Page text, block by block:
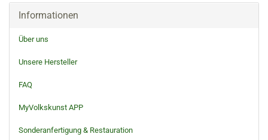
Informationen
Über uns
Unsere Hersteller
FAQ
MyVolkskunst APP
Sonderanfertigung & Restauration